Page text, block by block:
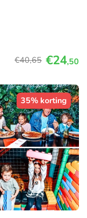
€40,65 €24,50
35% korting